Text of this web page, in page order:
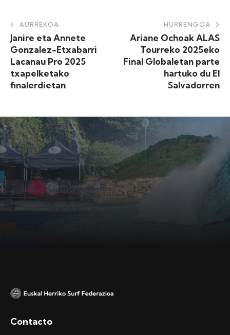
AURREKOA
Janire eta Annete
Gonzalez-Etxabarri
Lacanau Pro 2025
txapelketako
finalerdietan
HURRENGOA
Ariane Ochoak ALAS
Tourreko 2025eko
Final Globaletan parte
hartuko du El
Salvadorren
Contacto